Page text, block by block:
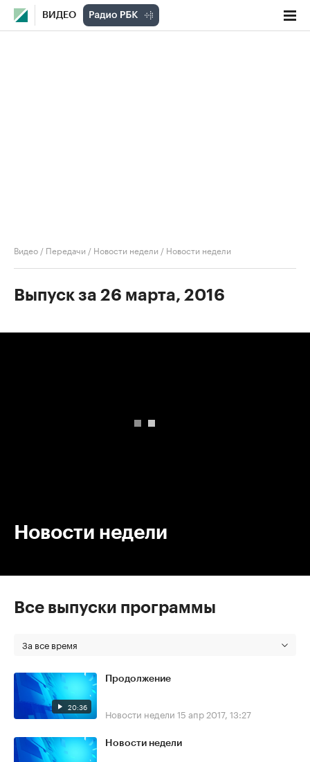
ВИДЕО
Видео / Передачи / Новости недели / Новости недели
Выпуск за 26 марта, 2016
Новости недели
Все выпуски программы
За все время
20:36
Продолжение
Новости недели 15 апр 2017, 13:27
Новости недели